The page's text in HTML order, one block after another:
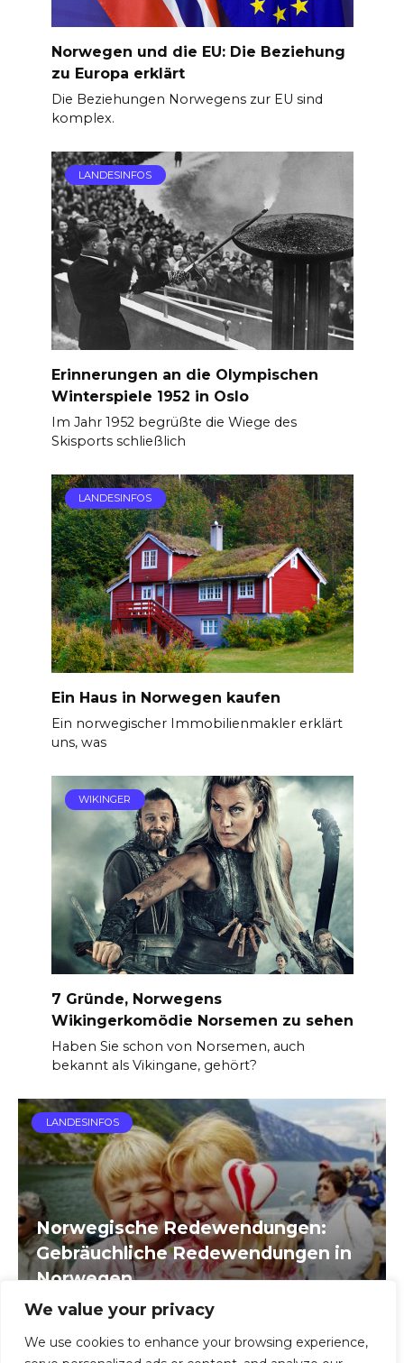
We value your privacy
We use cookies to enhance your browsing experience,
Norwegen und die EU: Die Beziehung
zu Europa erklärt
Die Beziehungen Norwegens zur EU sind
komplex.
LANDESINFOS
Erinnerungen an die Olympischen
Winterspiele 1952 in Oslo
Im Jahr 1952 begrüßte die Wiege des
Skisports schließlich
LANDESINFOS
Ein Haus in Norwegen kaufen
Ein norwegischer Immobilienmakler erklärt
uns, was
WIKINGER
7 Gründe, Norwegens
Wikingerkomödie Norsemen zu sehen
Haben Sie schon von Norsemen, auch
bekannt als Vikingane, gehört?
LANDESINFOS
Norwegische Redewendungen:
Gebräuchliche Redewendungen in
Norwegen
Seitennummerierung
1 2 … 17 Nächste